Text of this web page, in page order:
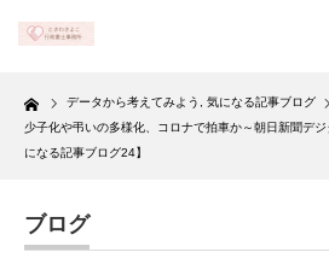
Home データから考えてみよう 気になる記事ブログ
少子化や弔いの多様化、コロナで拍車か～朝日新聞デ
になる記事ブログ24】
ブログ